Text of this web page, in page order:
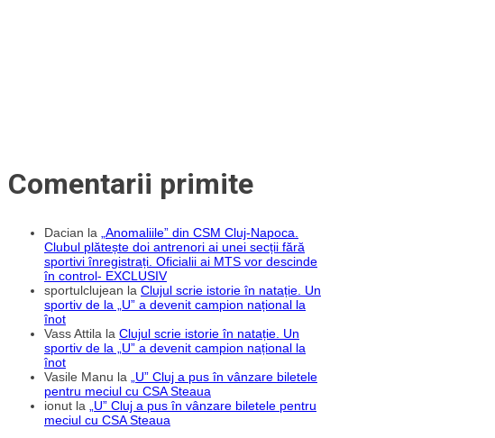
Comentarii primite
Dacian la
„Anomaliile” din CSM Cluj-Napoca.
Clubul plătește doi antrenori ai unei secții fără
sportivi înregistrați. Oficialii ai MTS vor descinde
în control- EXCLUSIV
sportulclujean la Clujul scrie istorie în natație. Un
sportiv de la „U” a devenit campion național la
înot
Vass Attila la Clujul scrie istorie în natație. Un
sportiv de la „U” a devenit campion național la
înot
Vasile Manu la
„U” Cluj a pus în vânzare biletele
pentru meciul cu CSA Steaua
ionut la
„U” Cluj a pus în vânzare biletele pentru
meciul cu CSA Steaua